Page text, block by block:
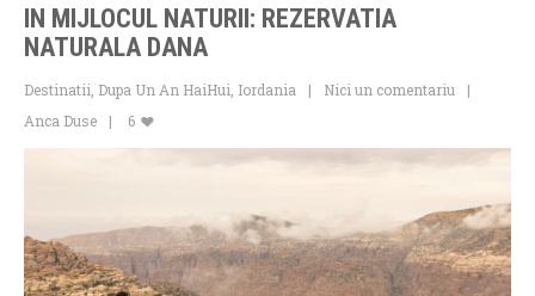
IN MIJLOCUL NATURII: REZERVATIA
NATURALA DANA
Destinatii, Dupa Un An HaiHui, Iordania
Nici un comentariu
Anca Duse
6